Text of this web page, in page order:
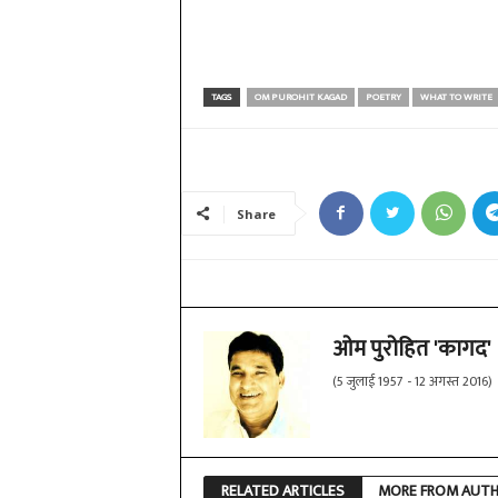
TAGS OM PUROHIT KAGAD POETRY WHAT TO WRITE
Share
ओम पुरोहित 'कागद'
(5 जुलाई 1957 - 12 अगस्त 2016)
RELATED ARTICLES MORE FROM